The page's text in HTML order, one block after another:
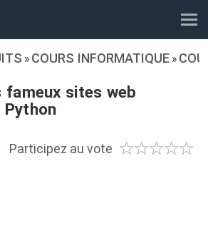
» COURS INFORMATIQUE »
fameux sites web
Python
Participez au vote ☆☆☆☆☆
★★★★★